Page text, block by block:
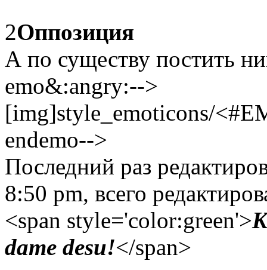
2Оппозиция
А по существу постить
emo&:angry:-->
[img]style_emoticons/
endemo-->
Последний раз
8:50 pm, всего
<span style='color:green'>
dame desu!</span>